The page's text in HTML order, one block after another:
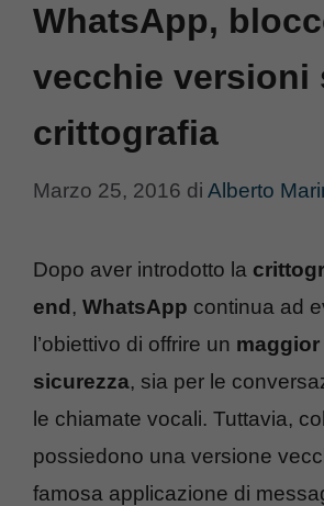
WhatsApp,
vecchie versioni
crittografia
Marzo 25, 2016 di Alberto
Dopo aver introdotto la
end, WhatsApp continua ad
l’obiettivo di offrire un
sicurezza, sia per le
le chiamate vocali. Tuttavia,
possiedono una versione
famosa applicazione di